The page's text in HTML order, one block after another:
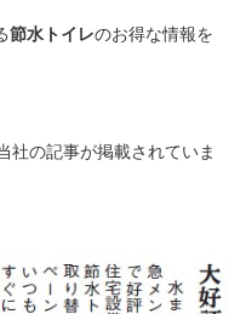
節水トイレのお得な情報を
社の記事が掲載されていま